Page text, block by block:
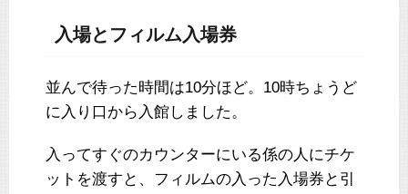
入場とフィルム入場券
並んで待った時間は10分ほど。10時ちょうど
に入り口から入館しました。
入ってすぐのカウンターにいる係の人にチケ
ットを渡すと、フィルムの入った入場券と引